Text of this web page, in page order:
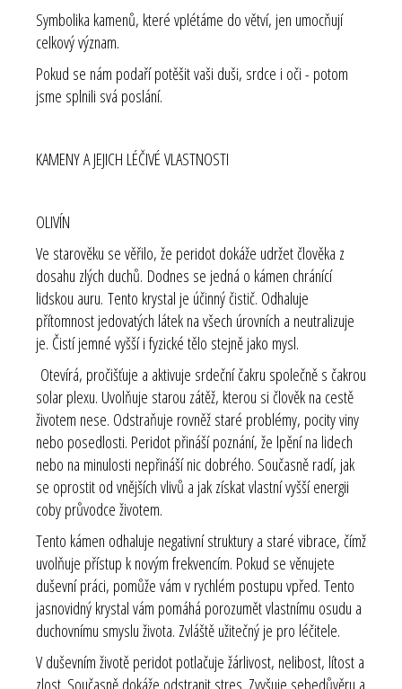
Symbolika kamenů, které vplétáme do větví, jen umocňují
celkový význam.
Pokud se nám podaří potěšit vaši duši, srdce i oči - potom
jsme splnili svá poslání.
KAMENY A JEJICH LÉČIVÉ VLASTNOSTI
OLIVÍN
Ve starověku se věřilo, že peridot dokáže udržet člověka z
dosahu zlých duchů. Dodnes se jedná o kámen chránící
lidskou auru. Tento krystal je účinný čistič. Odhaluje
přítomnost jedovatých látek na všech úrovních a neutralizuje
je. Čistí jemné vyšší i fyzické tělo stejně jako mysl.
Otevírá, pročišťuje a aktivuje srdeční čakru společně s čakrou
solar plexu. Uvolňuje starou zátěž, kterou si člověk na cestě
životem nese. Odstraňuje rovněž staré problémy, pocity viny
nebo posedlosti. Peridot přináší poznání, že lpění na lidech
nebo na minulosti nepřináší nic dobrého. Současně radí, jak
se oprostit od vnějších vlivů a jak získat vlastní vyšší energii
coby průvodce životem.
Tento kámen odhaluje negativní struktury a staré vibrace, čímž
uvolňuje přístup k novým frekvencím. Pokud se věnujete
duševní práci, pomůže vám v rychlém postupu vpřed. Tento
jasnovidný krystal vám pomáhá porozumět vlastnímu osudu a
duchovnímu smyslu života. Zvláště užitečný je pro léčitele.
V duševním životě peridot potlačuje žárlivost, nelibost, lítost a
zlost. Současně dokáže odstranit stres. Zvyšuje sebedůvěru a